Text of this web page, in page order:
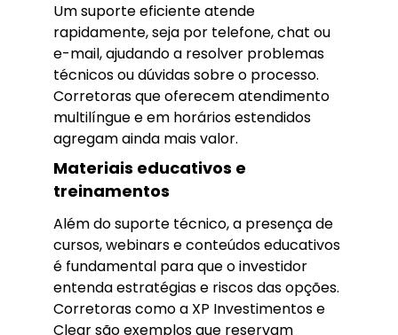
Um suporte eficiente atende
rapidamente, seja por telefone, chat ou
e-mail, ajudando a resolver problemas
técnicos ou dúvidas sobre o processo.
Corretoras que oferecem atendimento
multilíngue e em horários estendidos
agregam ainda mais valor.
Materiais educativos e
treinamentos
Além do suporte técnico, a presença de
cursos, webinars e conteúdos educativos
é fundamental para que o investidor
entenda estratégias e riscos das opções.
Corretoras como a XP Investimentos e
Clear são exemplos que reservam